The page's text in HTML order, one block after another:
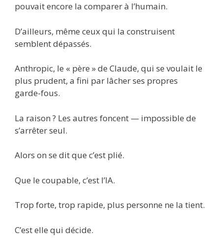
pouvait encore la comparer à l’humain.
D’ailleurs, même ceux qui la construisent
semblent dépassés.
Anthropic, le « père » de Claude, qui se voulait le
plus prudent, a fini par lâcher ses propres
garde-fous.
La raison ? Les autres foncent — impossible de
s’arrêter seul.
Alors on se dit que c’est plié.
Que le coupable, c’est l’IA.
Trop forte, trop rapide, plus personne ne la tient.
C’est elle qui décide.